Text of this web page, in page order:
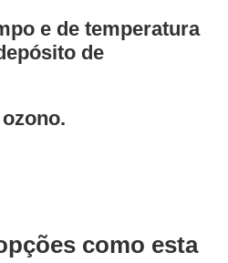
e de temperatura
de
como esta